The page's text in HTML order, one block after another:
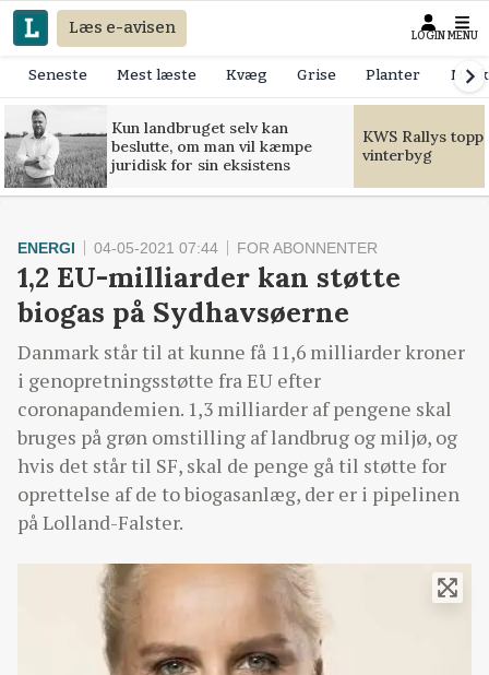
Læs e-avisen LOGIN MENU
Seneste Mest læste Kvæg Grise Planter
Kun landbruget selv kan
beslutte, om man vil kæmpe
juridisk for sin eksistens
KWS Rallys
vinterbyg
ENERGI 04-05-2021 07:44 FOR ABONNENTER
1,2 EU-milliarder kan støtte
biogas på Sydhavsøerne
Danmark står til at kunne få 11,6 milliarder kroner
i genopretningsstøtte fra EU efter
coronapandemien. 1,3 milliarder af pengene skal
bruges på grøn omstilling af landbrug og miljø, og
hvis det står til SF, skal de penge gå til støtte for
oprettelse af de to biogasanlæg, der er i pipelinen
på Lolland-Falster.